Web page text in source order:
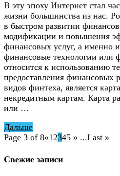
В эту эпоху Интернет стал
жизни большинства из нас.
в быстром развитии
модификации и повышения
финансовых услуг, а именно
финансовые технологии или
относится к использованию
предоставления
видов финтеха, является
некредитным картам. Карта
или …
Дальше
Page 3 of 8«12345 » ...Last »
Свежие записи